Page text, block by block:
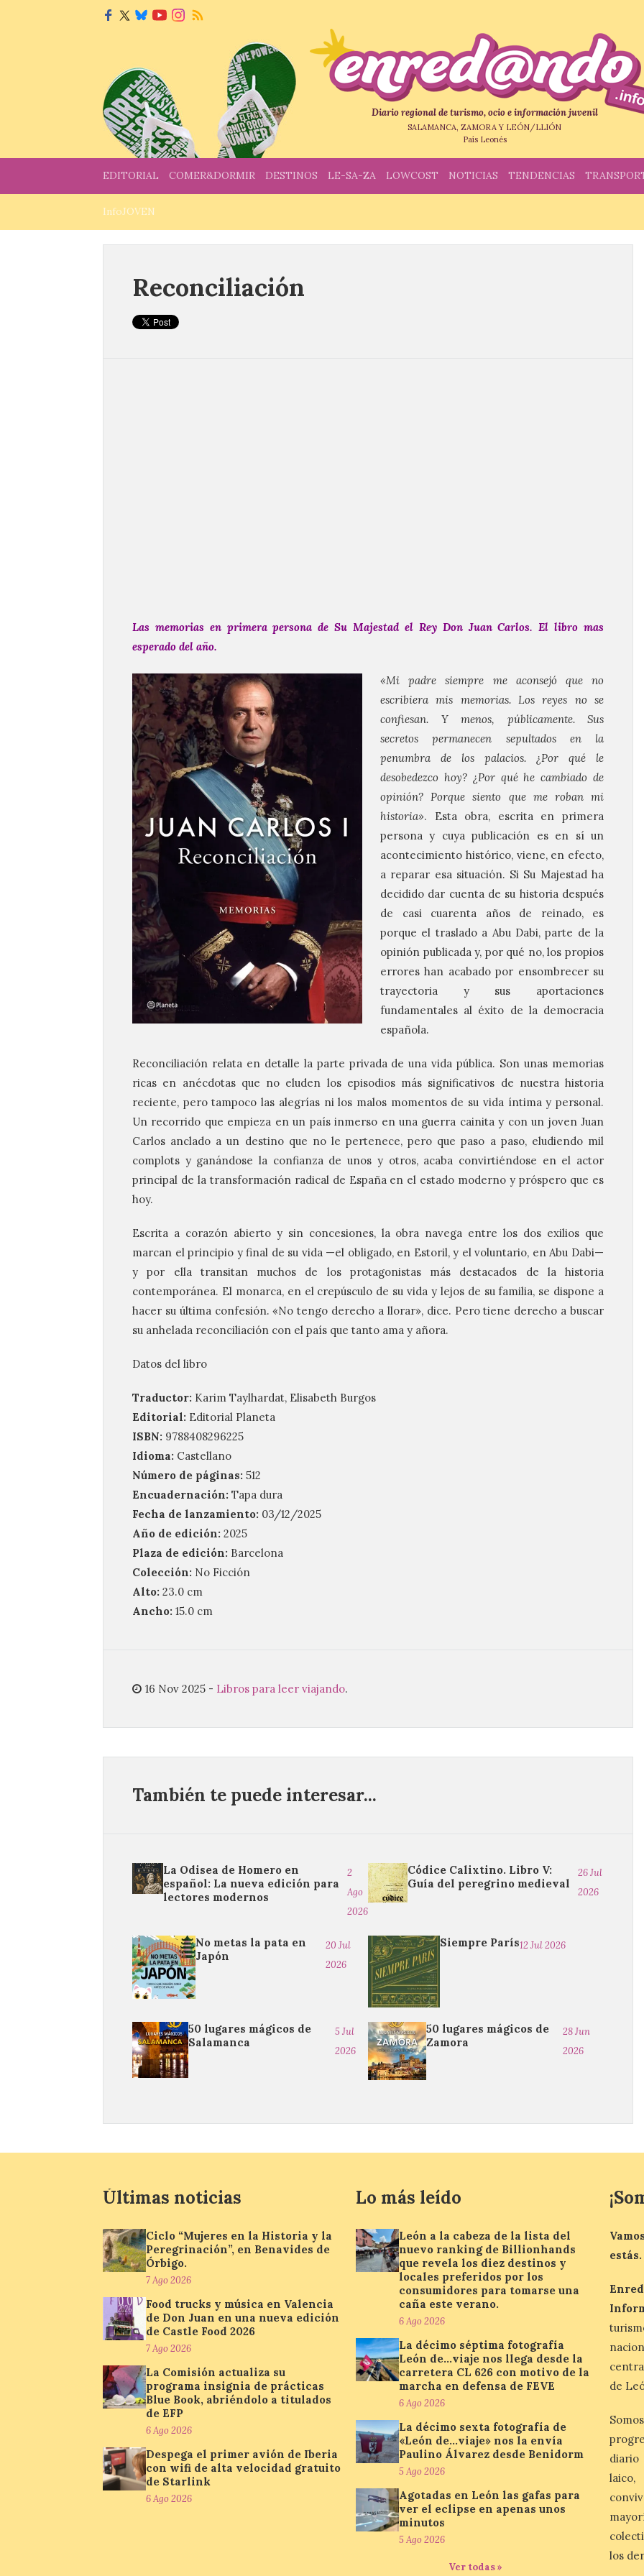
Diario regional de turismo, ocio e información juvenil
SALAMANCA, ZAMORA Y LEÓN/LLIÓN
País Leonés
EDITORIAL COMER&DORMIR DESTINOS LE-SA-ZA LOWCOST NOTICIAS TENDENCIAS
InfoJOVEN
Reconciliación
Las memorias en primera persona de Su Majestad el Rey Don Juan Carlos. El libro mas
esperado del año.
«Mi padre siempre me aconsejó que no
escribiera mis memorias. Los reyes no se
confiesan. Y menos, públicamente. Sus
secretos permanecen sepultados en la
penumbra de los palacios. ¿Por qué le
desobedezco hoy? ¿Por qué he cambiado de
opinión? Porque siento que me roban mi
historia». Esta obra, escrita en primera
persona y cuya publicación es en sí un
acontecimiento histórico, viene, en efecto,
a reparar esa situación. Si Su Majestad ha
decidido dar cuenta de su historia después
de casi cuarenta años de reinado, es
porque el traslado a Abu Dabi, parte de la
opinión publicada y, por qué no, los propios
errores han acabado por ensombrecer su
trayectoria y sus aportaciones
fundamentales al éxito de la democracia
española.
Reconciliación relata en detalle la parte privada de una vida pública. Son unas memorias
ricas en anécdotas que no eluden los episodios más significativos de nuestra historia
reciente, pero tampoco las alegrías ni los malos momentos de su vida íntima y personal.
Un recorrido que empieza en un país inmerso en una guerra cainita y con un joven Juan
Carlos anclado a un destino que no le pertenece, pero que paso a paso, eludiendo mil
complots y ganándose la confianza de unos y otros, acaba convirtiéndose en el actor
principal de la transformación radical de España en el estado moderno y próspero que es
hoy.
Escrita a corazón abierto y sin concesiones, la obra navega entre los dos exilios que
marcan el principio y final de su vida —el obligado, en Estoril, y el voluntario, en Abu Dabi—
y por ella transitan muchos de los protagonistas más destacados de la historia
contemporánea. El monarca, en el crepúsculo de su vida y lejos de su familia, se dispone a
hacer su última confesión. «No tengo derecho a llorar», dice. Pero tiene derecho a buscar
su anhelada reconciliación con el país que tanto ama y añora.
Datos del libro
Traductor: Karim Taylhardat, Elisabeth Burgos
Editorial: Editorial Planeta
ISBN: 9788408296225
Idioma: Castellano
Número de páginas: 512
Encuadernación: Tapa dura
Fecha de lanzamiento: 03/12/2025
Año de edición: 2025
Plaza de edición: Barcelona
Colección: No Ficción
Alto: 23.0 cm
Ancho: 15.0 cm
16 Nov 2025 - Libros para leer viajando.
También te puede interesar...
La Odisea de Homero en
español: La nueva edición para
lectores modernos
2
Ago
2026
Códice Calixtino. Libro V:
Guía del peregrino medieval
26 Jul
2026
No metas la pata en
Japón
20 Jul
2026
Siempre París12 Jul 2026
50 lugares mágicos de
Salamanca
5 Jul
2026
50 lugares mágicos de
Zamora
28 Jun
2026
Últimas noticias
Ciclo “Mujeres en la Historia y la
Peregrinación”, en Benavides de
Órbigo.
7 Ago 2026
Food trucks y música en Valencia
de Don Juan en una nueva edición
de Castle Food 2026
7 Ago 2026
La Comisión actualiza su
programa insignia de prácticas
Blue Book, abriéndolo a titulados
de EFP
6 Ago 2026
Despega el primer avión de Iberia
con wifi de alta velocidad gratuito
de Starlink
6 Ago 2026
Lo más leído
León a la cabeza de la lista del
nuevo ranking de Billionhands
que revela los diez destinos y
locales preferidos por los
consumidores para tomarse una
caña este verano.
6 Ago 2026
La décimo séptima fotografía
León de…viaje nos llega desde la
carretera CL 626 con motivo de la
marcha en defensa de FEVE
6 Ago 2026
La décimo sexta fotografía de
«León de…viaje» nos la envía
Paulino Álvarez desde Benidorm
5 Ago 2026
Agotadas en León las gafas para
ver el eclipse en apenas unos
minutos
5 Ago 2026
Ver todas »
estás.
de
diario
los